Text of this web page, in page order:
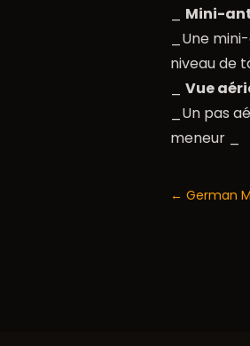
Mini-
_Une
niveau de
Vue
_Un pas
meneur _
← German